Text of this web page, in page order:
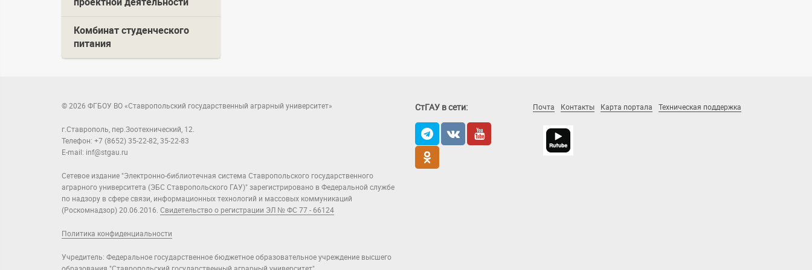
Комбинат студенческого
питания
© 2026 ФГБОУ ВО «Ставропольский государственный аграрный университет»
г.Ставрополь, пер.Зоотехнический, 12.
Телефон: +7 (8652) 35-22-82, 35-22-83
E-mail: inf@stgau.ru
Сетевое издание "Электронно-библиотечная система Ставропольского государственного
аграрного университета (ЭБС Ставропольского ГАУ)" зарегистрировано в Федеральной службе
по надзору в сфере связи, информационных технологий и массовых коммуникаций
(Роскомнадзор) 20.06.2016. Свидетельство о регистрации ЭЛ № ФС 77 - 66124
Политика конфиденциальности
Учредитель: Федеральное государственное бюджетное образовательное учреждение высшего
СтГАУ в сети: Почта Контакты Карта портала Техническая поддержка